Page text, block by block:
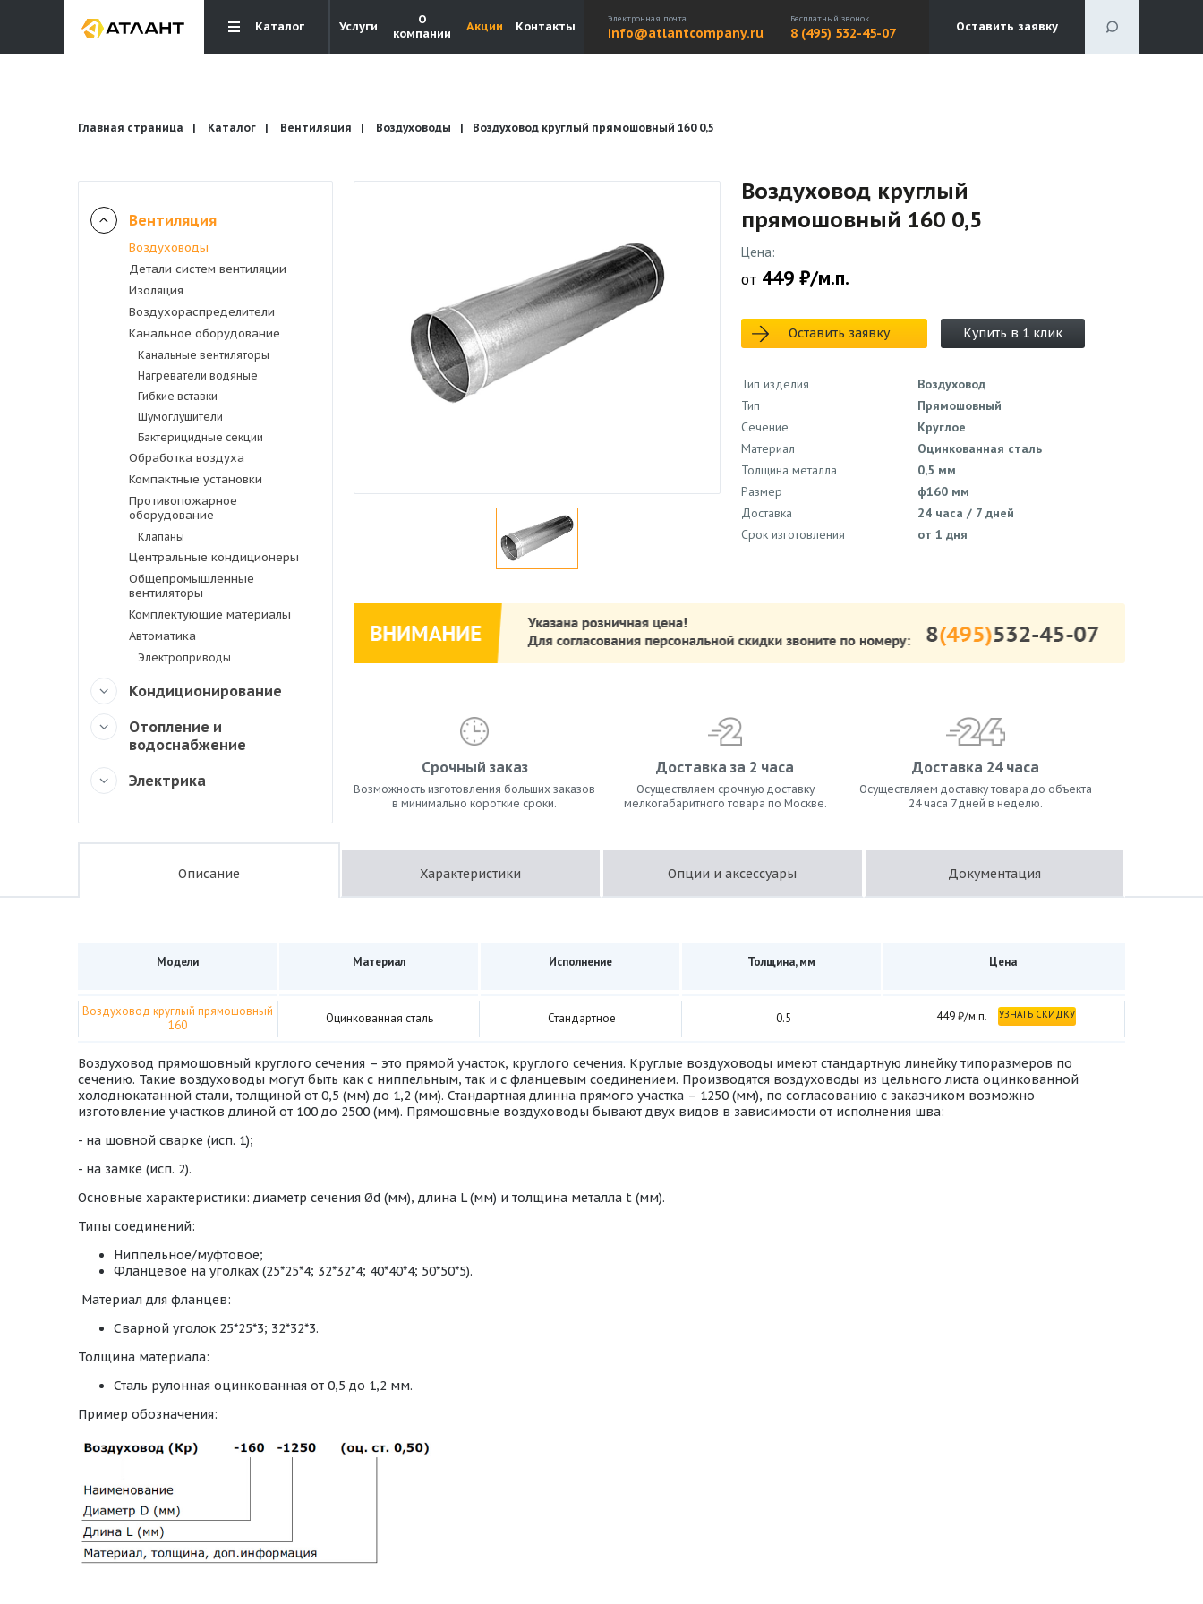
Каталог Услуги
О
компании
Акции Контакты
Электронная почта
info@atlantcompany.ru
Бесплатный звонок
8 (495) 532-45-07 Оставить заявку
Вентиляция
Кондиционирование
Отопление и водоснабжение
Электрика
Главная страница Каталог Вентиляция Воздуховоды Воздуховод круглый прямошовный 160 0,5
Вентиляция
Воздуховоды
Детали систем вентиляции
Изоляция
Воздухораспределители
Канальное оборудование
Канальные вентиляторы
Нагреватели водяные
Гибкие вставки
Шумоглушители
Бактерицидные секции
Обработка воздуха
Компактные установки
Противопожарное
оборудование
Клапаны
Центральные кондиционеры
Общепромышленные
вентиляторы
Комплектующие материалы
Автоматика
Электроприводы
Кондиционирование
Отопление и
водоснабжение
Электрика
Воздуховод круглый
прямошовный 160 0,5
Цена:
от 449 ₽/м.п.
Оставить заявку Купить в 1 клик
Тип изделия
Воздуховод
Тип
Прямошовный
Сечение
Круглое
Материал
Оцинкованная сталь
Толщина металла
0,5 мм
Размер
ф160 мм
Доставка
24 часа / 7 дней
Срок изготовления
от 1 дня
Срочный заказ
Возможность изготовления больших заказов
в минимально короткие сроки.
Доставка за 2 часа
Осуществляем срочную доставку
мелкогабаритного товара по Москве.
Доставка 24 часа
Осуществляем доставку товара до объекта
24 часа 7 дней в неделю.
Описание Характеристики Опции и аксессуары Документация
Модели Материал Исполнение Толщина, мм Цена
Воздуховод круглый прямошовный
160
Оцинкованная сталь Стандартное 0.5 449 ₽/м.п. УЗНАТЬ СКИДКУ
Воздуховод прямошовный круглого сечения – это прямой участок, круглого сечения. Круглые воздуховоды имеют стандартную линейку типоразмеров по
сечению. Такие воздуховоды могут быть как с ниппельным, так и с фланцевым соединением. Производятся воздуховоды из цельного листа оцинкованной
холоднокатанной стали, толщиной от 0,5 (мм) до 1,2 (мм). Стандартная длинна прямого участка – 1250 (мм), по согласованию с заказчиком возможно
изготовление участков длиной от 100 до 2500 (мм). Прямошовные воздуховоды бывают двух видов в зависимости от исполнения шва:
- на шовной сварке (исп. 1);
- на замке (исп. 2).
Основные характеристики: диаметр сечения Ød (мм), длина L (мм) и толщина металла t (мм).
Типы соединений:
Ниппельное/муфтовое;
Фланцевое на уголках (25*25*4; 32*32*4; 40*40*4; 50*50*5).
Материал для фланцев:
Сварной уголок 25*25*3; 32*32*3.
Толщина материала:
Сталь рулонная оцинкованная от 0,5 до 1,2 мм.
Пример обозначения: